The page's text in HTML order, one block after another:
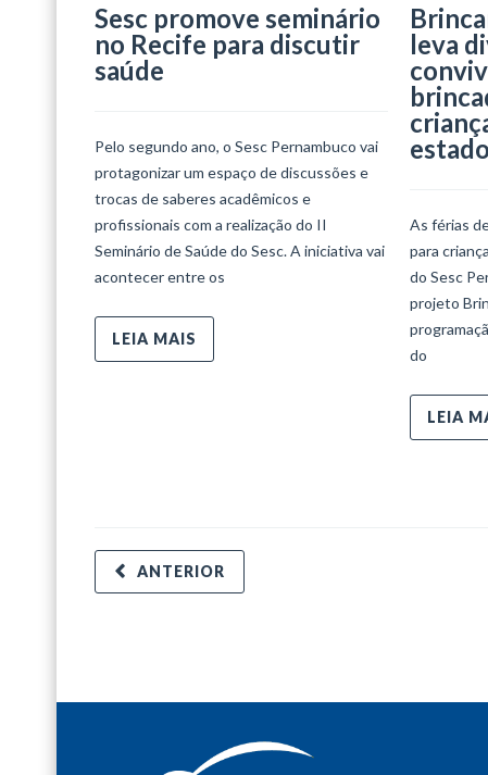
Sesc promove seminário
no Recife para discutir
saúde
Pelo segundo ano, o Sesc Pernambuco vai
protagonizar um espaço de discussões e
trocas de saberes acadêmicos e
profissionais com a realização do II
Seminário de Saúde do Sesc. A iniciativa vai
acontecer entre os
LEIA MAIS
leva
estado
As férias
para
do Sesc
projeto
do
LEIA
ANTERIOR